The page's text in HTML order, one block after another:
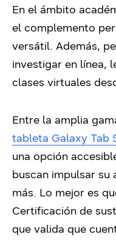
En el ámbito
el complemento
versátil. Además,
investigar en línea,
clases virtuales
Entre la amplia
tableta Galaxy Tab
una opción
buscan impulsar su
más. Lo mejor es
Certificación de
que valida que